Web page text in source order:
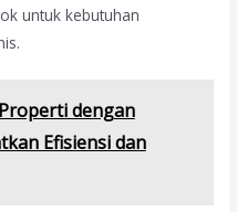
untuk kebutuhan
dengan
Efisiensi dan